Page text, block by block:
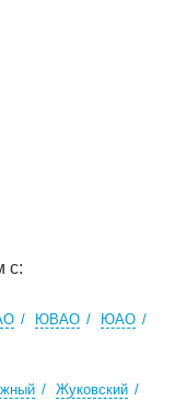
с:
ЮВАО ЮАО
Жуковский